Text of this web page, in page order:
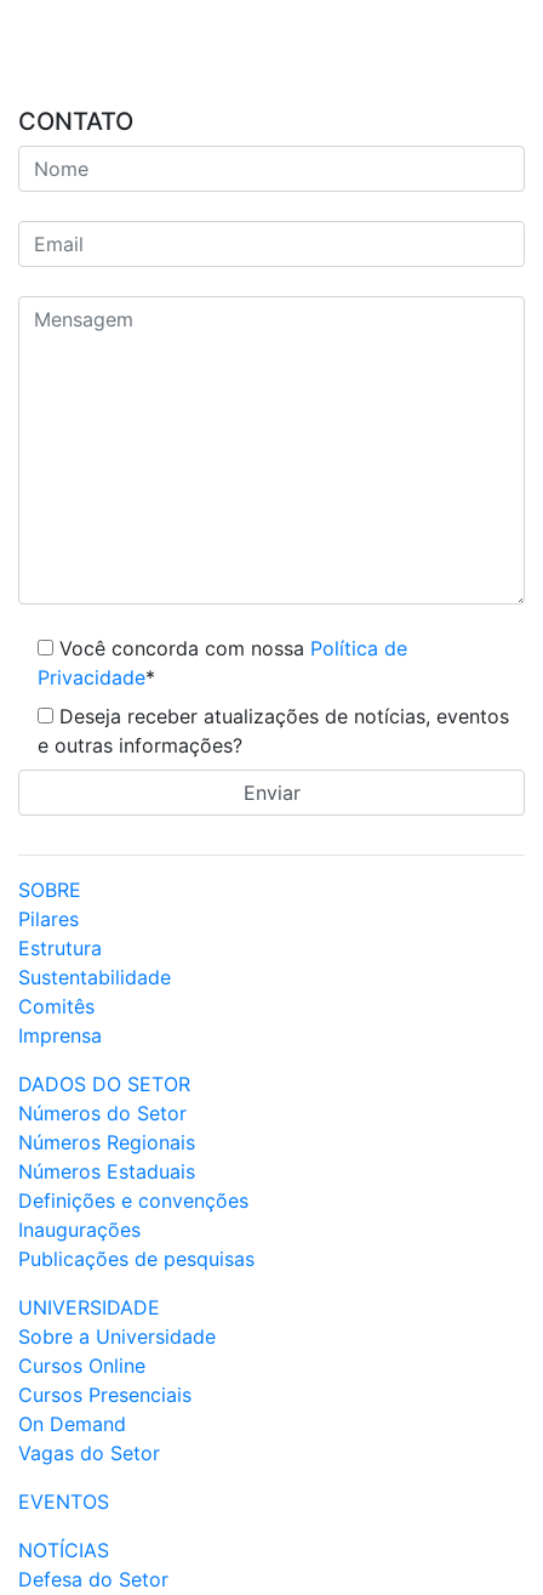
CONTATO
Você concorda com nossa Política de
Privacidade*
Deseja receber atualizações de notícias, eventos
e outras informações?
SOBRE
Pilares
Estrutura
Sustentabilidade
Comitês
Imprensa
DADOS DO SETOR
Números do Setor
Números Regionais
Números Estaduais
Definições e convenções
Inaugurações
Publicações de pesquisas
UNIVERSIDADE
Sobre a Universidade
Cursos Online
Cursos Presenciais
On Demand
Vagas do Setor
EVENTOS
NOTÍCIAS
Defesa do Setor